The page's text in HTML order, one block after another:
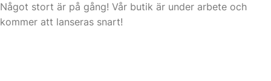
Något stort är på gång! Vår butik är under arbete och
kommer att lanseras snart!